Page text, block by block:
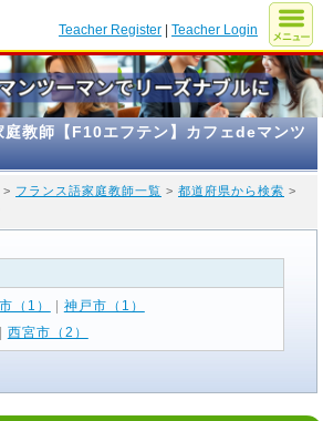
Teacher Register |Teacher Login
教師【F10エフテン】カフェdeマンツ
> フランス語家庭教師一覧 > 都道府県から検索 >
（1）
神戸市（1）
西宮市（2）